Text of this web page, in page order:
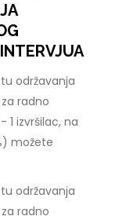
održavanja
radno
izvršilac, na
možete
održavanja
radno